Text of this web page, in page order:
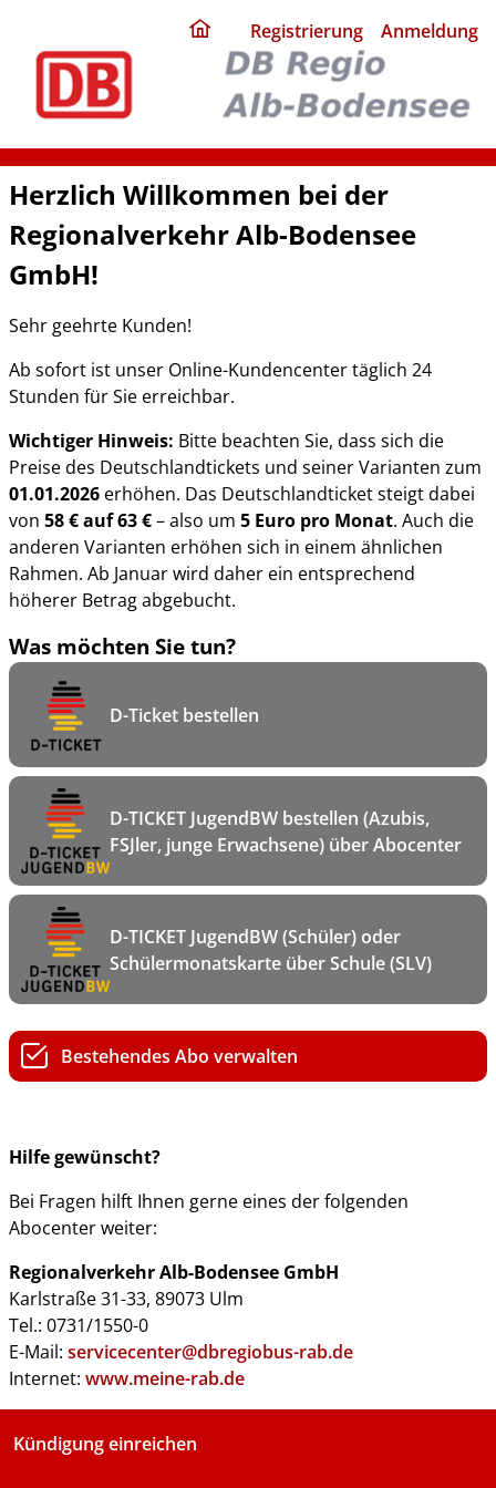
home
page
Registrierung Anmeldung
Herzlich Willkommen bei der
Regionalverkehr Alb-Bodensee
GmbH!
Sehr geehrte Kunden!
Ab sofort ist unser Online-Kundencenter täglich 24
Stunden für Sie erreichbar.
Wichtiger Hinweis: Bitte beachten Sie, dass sich die
Preise des Deutschlandtickets und seiner Varianten zum
01.01.2026 erhöhen. Das Deutschlandticket steigt dabei
von 58 € auf 63 €– also um 5 Euro pro Monat. Auch die
anderen Varianten erhöhen sich in einem ähnlichen
Rahmen. Ab Januar wird daher ein entsprechend
höherer Betrag abgebucht.
Was möchten Sie tun?
D-Ticket bestellen
D-TICKET JugendBW bestellen (Azubis,
FSJler, junge Erwachsene) über Abocenter
D-TICKET JugendBW (Schüler) oder
Schülermonatskarte über Schule (SLV)
Bestehendes Abo verwalten
Hilfe gewünscht?
Bei Fragen hilft Ihnen gerne eines der folgenden
Abocenter weiter:
Regionalverkehr Alb-Bodensee GmbH
Karlstraße 31-33, 89073 Ulm
Tel.: 0731/1550-0
E-Mail: servicecenter@dbregiobus-rab.de
Internet: www.meine-rab.de
Kündigung einreichen